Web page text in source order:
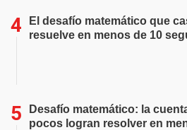
El desafío matemático que
resuelve en menos de 10
Desafío matemático: la
pocos logran resolver en